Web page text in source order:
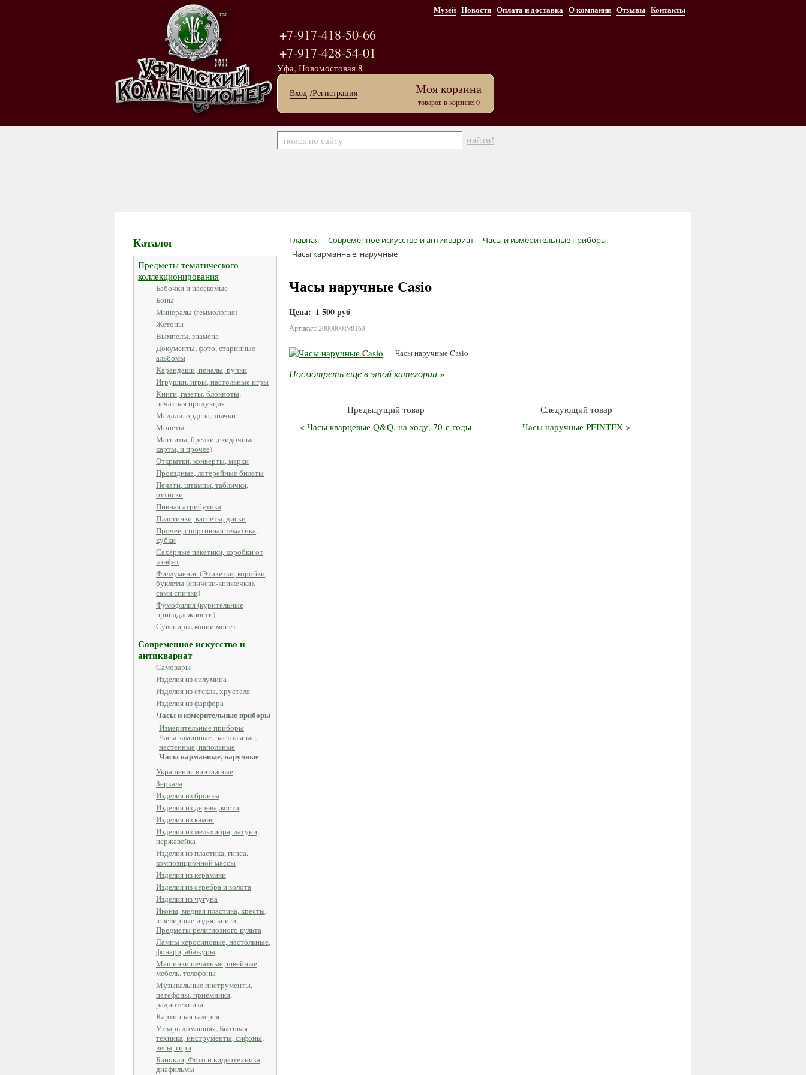
Музей Новости Оплата и доставка О компании Отзывы Контакты
+7-917-418-50-66
+7-917-428-54-01
Уфа, Новомостовая 8
Вход /Регистрация Моя корзина
товаров в корзине: 0
найти!
Каталог
Предметы тематического
коллекционирования
Бабочки и насекомые
Боны
Минералы (геммология)
Жетоны
Вымпелы, знамена
Документы, фото, старинные
альбомы
Карандаши, пеналы, ручки
Игрушки, игры, настольные игры
Книги, газеты, блокноты,
печатная продукция
Медали, ордена, значки
Монеты
Магниты, брелки ,скидочные
карты, и прочее)
Открытки, конверты, марки
Проездные, лотерейные билеты
Печати, штампы, таблички,
оттиски
Пивная атрибутика
Пластинки, кассеты, диски
Прочее, спортивная тематика,
кубки
Сахарные пакетики, коробки от
конфет
Филлумения (Этикетки, коробки,
буклеты (спичеки-книжечки),
сами спички)
Фумофилия (курительные
принадлежности)
Сувениры, копии монет
Современное искусство и
антиквариат
Самовары
Изделия из силумина
Изделия из стекла, хрусталя
Изделия из фарфора
Часы и измерительные приборы
Измерительные приборы
Часы каминные, настольные,
настенные, напольные
Часы карманные, наручные
Украшения винтажные
Зеркала
Изделия из бронзы
Изделия из дерева, кости
Изделия из камня
Изделия из мельхиора, латуни,
нержавейка
Изделия из пластика, гипса,
композиционной массы
Изделия из керамики
Изделия из серебра и золота
Изделия из чугуна
Иконы, медная пластика, кресты,
ювелирные изд-я, книги,
Предметы религиозного культа
Лампы керосиновые, настольные,
фонари, абажуры
Машинки печатные, швейные,
мебель, телефоны
Музыкальные инструменты,
патефоны, приемники,
радиотехника
Картинная галерея
Утварь домашняя, Бытовая
техника, инструменты, сифоны,
весы, гири
Бинокли, Фото и видеотехника,
диафильмы
Главная Современное искусство и антиквариат
Часы и измерительные приборы
Часы карманные, наручные
Часы наручные Casio
Цена: 1 500 руб
Артикул: 2000000198163
Часы наручные Casio
Посмотреть еще в этой категории »
Предыдущий товар
< Часы кварцевые Q&Q, на ходу, 70-е годы
Следующий товар
Часы наручные PEINTEX >